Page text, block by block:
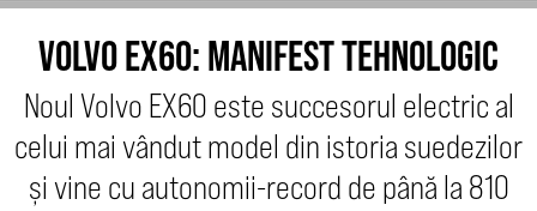
VOLVO EX60: MANIFEST TEHNOLOGIC
Noul Volvo EX60 este succesorul electric al
celui mai vândut model din istoria suedezilor
și vine cu autonomii-record de până la 810